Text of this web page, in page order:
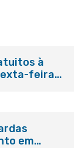
à
feira
em